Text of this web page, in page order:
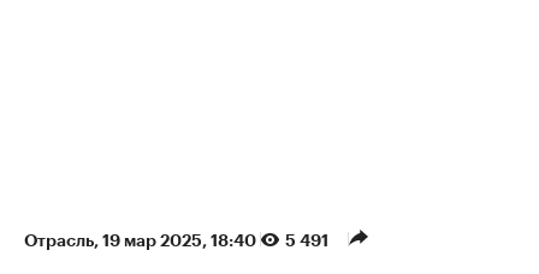
Отрасль⁠, 19 мар 2025, 18:40 5 491